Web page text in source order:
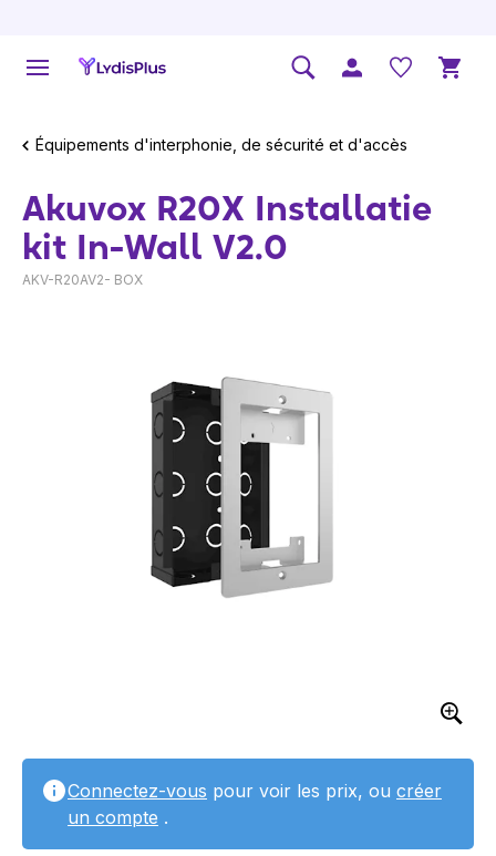
Équipements d'interphonie, de sécurité et d'accès
Akuvox R20X Installatie
kit In-Wall V2.0
AKV-R20AV2- BOX
Connectez-vous pour voir les prix, ou créer
un compte .